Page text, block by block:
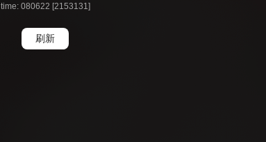
time: 080622 [2153131]
刷新